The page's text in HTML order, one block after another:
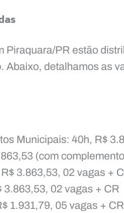
Piraquara/PR estão
Abaixo, detalhamos as
Municipais: 40h, R$
(com
3.863,53, 02 vagas +
02 vagas + CR
1.931,79, 05 vagas + CR